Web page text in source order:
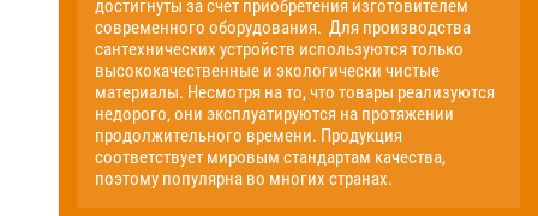
достигнуты за счет приобретения изготовителем
современного оборудования. Для производства
сантехнических устройств используются только
высококачественные и экологически чистые
материалы. Несмотря на то, что товары реализуются
недорого, они эксплуатируются на протяжении
продолжительного времени. Продукция
соответствует мировым стандартам качества,
поэтому популярна во многих странах.